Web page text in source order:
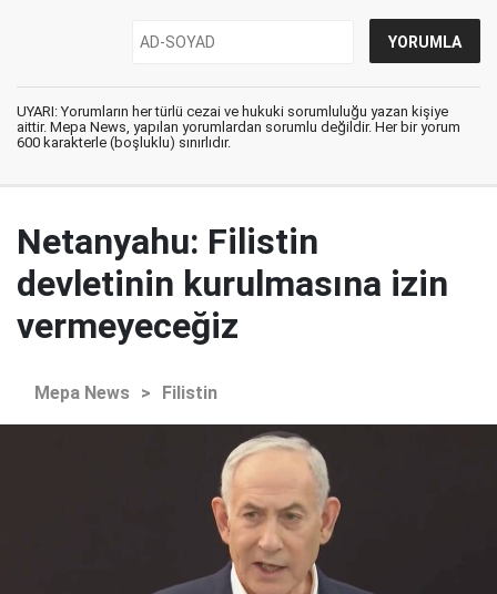
UYARI: Yorumların her türlü cezai ve hukuki sorumluluğu yazan kişiye
aittir. Mepa News, yapılan yorumlardan sorumlu değildir. Her bir yorum
600 karakterle (boşluklu) sınırlıdır.
Netanyahu: Filistin
devletinin kurulmasına izin
vermeyeceğiz
Mepa News > Filistin